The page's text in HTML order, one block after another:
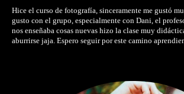
Hice el curso de fotografía, sinceramente me gustó
gusto con el grupo, especialmente con Dani, el
nos enseñaba cosas nuevas hizo la clase muy
aburrirse jaja. Espero seguir por este camino